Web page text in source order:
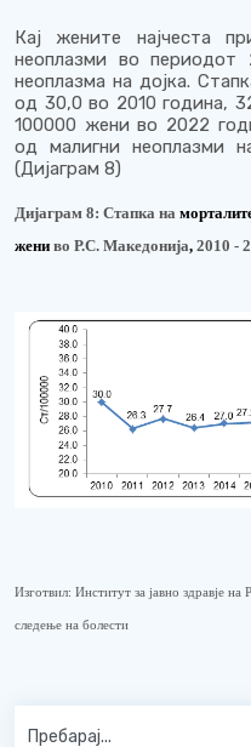
Кај жените најчеста
неоплазми во периодот
неоплазма на дојка.
од 30,0 во 2010 година,
100000 жени во 2022
од малигни неоплазми
(Дијаграм 8)
Дијаграм 8: Стапка на м
жени во Р.С. Македонија, 2010 -
Изготвил: Институт за јавно здравје
следење на болести